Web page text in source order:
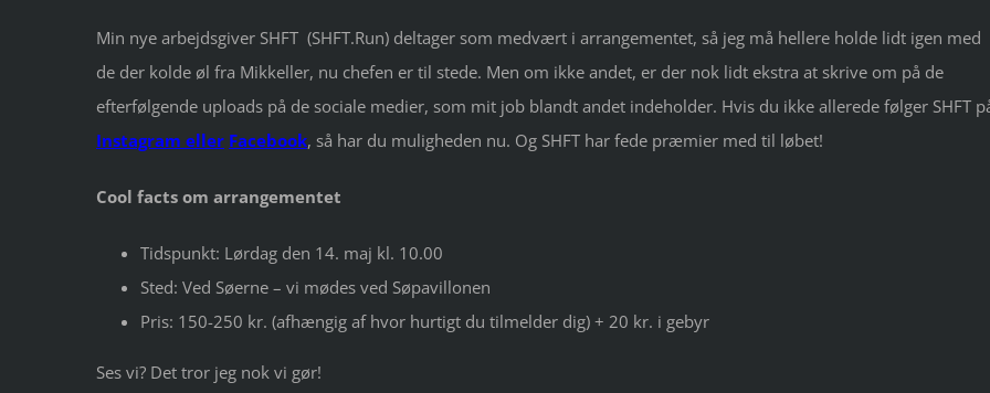
Min nye arbejdsgiver SHFT (SHFT.Run) deltager som medvært i arrangementet, så jeg må hellere holde lidt igen med
de der kolde øl fra Mikkeller, nu chefen er til stede. Men om ikke andet, er der nok lidt ekstra at skrive om på de
efterfølgende uploads på de sociale medier, som mit job blandt andet indeholder. Hvis du ikke allerede følger SHFT
Instagram eller Facebook, så har du muligheden nu. Og SHFT har fede præmier med til løbet!
Cool facts om arrangementet
Tidspunkt: Lørdag den 14. maj kl. 10.00
Sted: Ved Søerne – vi mødes ved Søpavillonen
Pris: 150-250 kr. (afhængig af hvor hurtigt du tilmelder dig) + 20 kr. i gebyr
Ses vi? Det tror jeg nok vi gør!